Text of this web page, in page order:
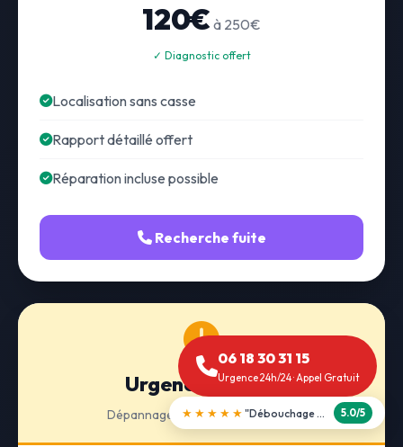
120€ à 250€
✓ Diagnostic offert
Localisation sans casse
Rapport détaillé offert
Réparation incluse possible
Recherche fuite
Urgence 24h/24
Dépannage · Intervention express
06 18 30 31 15
Urgence 24h/24 · Appel Gratuit
★★★★☆ "Prix transparent, je recommande" 4.8/5